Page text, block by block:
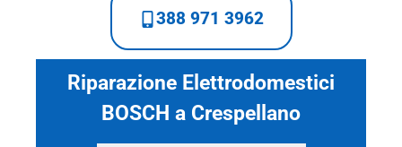
388 971 3962
Riparazione Elettrodomestici
BOSCH a Crespellano